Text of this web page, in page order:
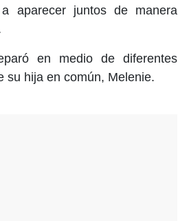
aparecer juntos de manera
en medio de diferentes
su hija en común, Melenie.